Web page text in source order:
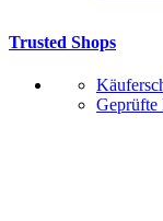
Trusted Shops
Geprüfte